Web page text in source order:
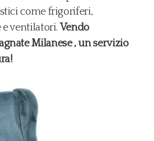
come frigoriferi,
e ventilatori.Vendo
Milanese , un servizio